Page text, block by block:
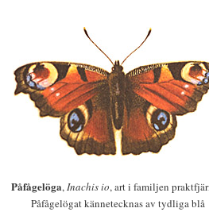
Påfågelöga,Inachis io, art i familjen
Påfågelögat kännetecknas av tydliga blå